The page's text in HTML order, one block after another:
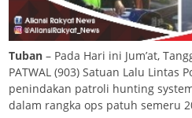
Tuban – Pada Hari ini Jum’at,
PATWAL (903) Satuan Lalu Lintas
penindakan patroli hunting
dalam rangka ops patuh semeru